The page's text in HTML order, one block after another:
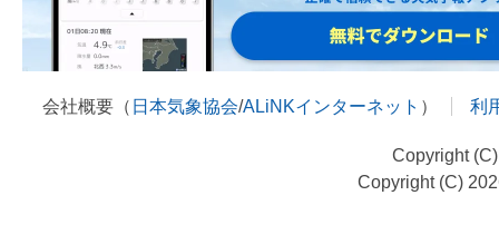
会社概要（ 日本気象協会/ALiNKインターネット ） 利
Copyright
Copyright (C)